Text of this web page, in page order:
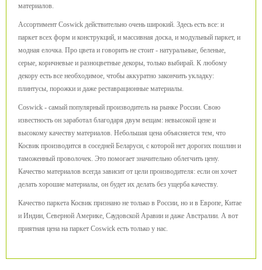
материалов.
Ассортимент Coswick действительно очень широкий. Здесь есть все: и
паркет всех форм и конструкций, и массивная доска, и модульный паркет, и
модная елочка. Про цвета и говорить не стоит - натуральные, беленые,
серые, коричневые и разноцветные декоры, только выбирай. К любому
декору есть все необходимое, чтобы аккуратно закончить укладку:
плинтусы, порожки и даже реставрационные материалы.
Coswick - самый популярный производитель на рынке России. Свою
известность он заработал благодаря двум вещам: невысокой цене и
высокому качеству материалов. Небольшая цена объясняется тем, что
Косвик производится в соседней Беларуси, с которой нет дорогих пошлин и
таможенный проволочек. Это помогает значительно облегчить цену.
Качество материалов всегда зависит от цели производителя: если он хочет
делать хорошие материалы, он будет их делать без ущерба качеству.
Качество паркета Косвик признано не только в России, но и в Европе, Китае
и Индии, Северной Америке, Саудовской Аравии и даже Австралии. А вот
приятная цена на паркет Coswick есть только у нас.